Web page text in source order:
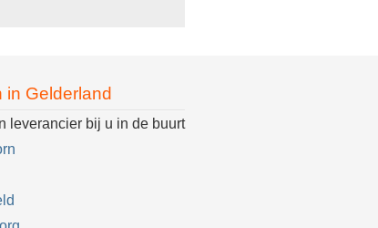
in Gelderland
leverancier bij u in de buurt